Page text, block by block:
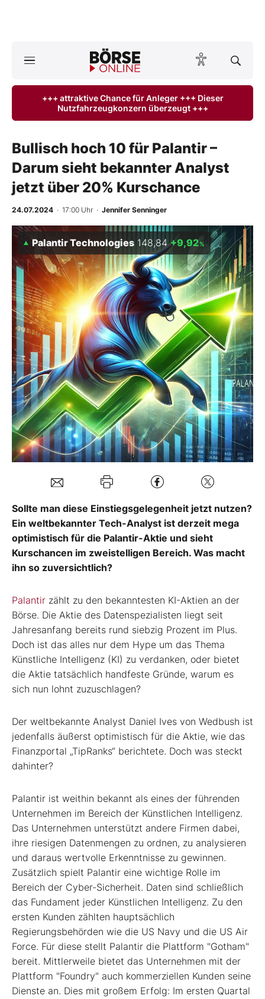
ktuelle Ausgabe BÖRSE ONLINE lesen
Anlageprodukte
Finanz-Check
BO-Musterdepots
Experten
Mein B:O
Mein Konto
Folgen Sie uns
Kontakt
+++ attraktive Chance für Anleger +++ Dieser
Nutzfahrzeugkonzern überzeugt +++
Bullisch hoch 10 für Palantir –
Darum sieht bekannter Analyst
jetzt über 20% Kurschance
24.07.2024 · 17:00 Uhr · Jennifer Senninger
Palantir Technologies 148,84 +9,92%
Sollte man diese Einstiegsgelegenheit jetzt nutzen?
Ein weltbekannter Tech-Analyst ist derzeit mega
optimistisch für die Palantir-Aktie und sieht
Kurschancen im zweistelligen Bereich. Was macht
ihn so zuversichtlich?
Palantir zählt zu den bekanntesten KI-Aktien an der
Börse. Die Aktie des Datenspezialisten liegt seit
Jahresanfang bereits rund siebzig Prozent im Plus.
Doch ist das alles nur dem Hype um das Thema
Künstliche Intelligenz (KI) zu verdanken, oder bietet
die Aktie tatsächlich handfeste Gründe, warum es
sich nun lohnt zuzuschlagen?
Der weltbekannte Analyst Daniel Ives von Wedbush ist
jedenfalls äußerst optimistisch für die Aktie, wie das
Finanzportal „TipRanks“ berichtete. Doch was steckt
dahinter?
Palantir ist weithin bekannt als eines der führenden
Unternehmen im Bereich der Künstlichen Intelligenz.
Das Unternehmen unterstützt andere Firmen dabei,
ihre riesigen Datenmengen zu ordnen, zu analysieren
und daraus wertvolle Erkenntnisse zu gewinnen.
Zusätzlich spielt Palantir eine wichtige Rolle im
Bereich der Cyber-Sicherheit. Daten sind schließlich
das Fundament jeder Künstlichen Intelligenz. Zu den
ersten Kunden zählten hauptsächlich
Regierungsbehörden wie die US Navy und die US Air
Force. Für diese stellt Palantir die Plattform "Gotham"
bereit. Mittlerweile bietet das Unternehmen mit der
Plattform "Foundry" auch kommerziellen Kunden seine
Dienste an. Dies mit großem Erfolg: Im ersten Quartal